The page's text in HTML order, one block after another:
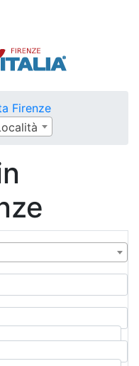
Firenze